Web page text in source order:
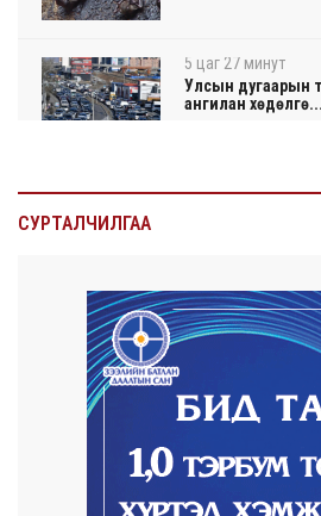
5 цаг 27 минут
Улсын дугаарын
ангилан хөдөлгө...
5 цаг 33 минут
5 цаг 36 минут
КОП17-д
бүрэлдэхүүн хамта...
Улаанбаатарт
СУРТАЛЧИЛГАА